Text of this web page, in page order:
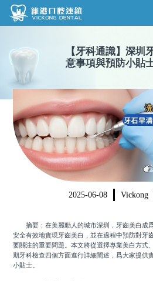
維港首頁
品牌介紹
環境設備
醫院新聞
收費標準
N
收費總表
植牙收費
根管收費
美學收費
箍牙收費
醫生團隊
門診時間
【 牙科通識】 深圳
意事項與預防小貼
2025-06-08 Vickong
摘要：在美麗動人的城市深圳，牙齒美白成
安全有效地實現牙齒美白，並在過程中預防對牙
要關注的重要問題。本文將從選擇專業美白方式
期牙科檢查四個方面進行詳細闡述，爲大家提供
小貼士。